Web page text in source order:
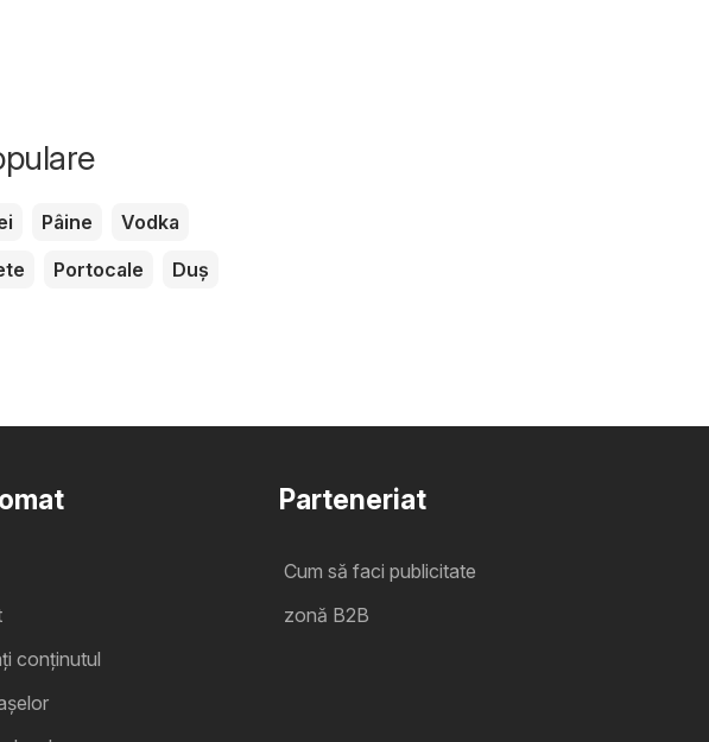
Pâine
Vodka
Portocale
Duș
conținutul
Parteneriat
Cum să faci publicitate
zonă B2B